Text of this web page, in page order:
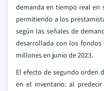
demanda en tiempo real en
permitiendo a los
según las señales de
desarrollada con los
millones en junio de 2023.
El efecto de segundo orden
en el inventario: al